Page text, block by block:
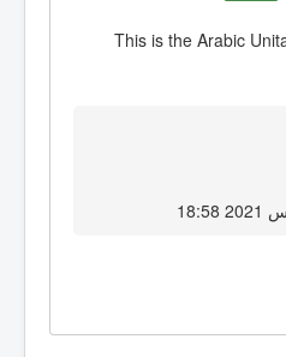
This is the Arabic